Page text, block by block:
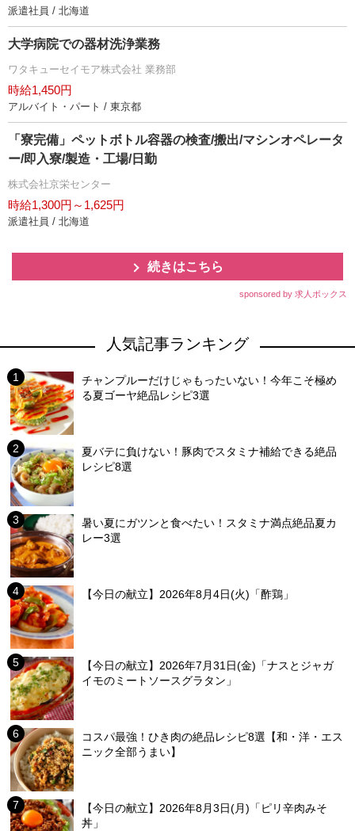
派遣社員 / 北海道
大学病院での器材洗浄業務
ワタキューセイモア株式会社 業務部
時給1,450円
アルバイト・パート / 東京都
「寮完備」ペットボトル容器の検査/搬出/マシンオペレータ
ー/即入寮/製造・工場/日勤
株式会社京栄センター
時給1,300円～1,625円
派遣社員 / 北海道
続きはこちら
sponsored by 求人ボックス
人気記事ランキング
チャンプルーだけじゃもったいない！今年こそ極め
る夏ゴーヤ絶品レシピ3選
夏バテに負けない！豚肉でスタミナ補給できる絶品
レシピ8選
暑い夏にガツンと食べたい！スタミナ満点絶品夏カ
レー3選
【今日の献立】2026年8月4日(火)「酢鶏」
【今日の献立】2026年7月31日(金)「ナスとジャガ
イモのミートソースグラタン」
コスパ最強！ひき肉の絶品レシピ8選【和・洋・エス
ニック全部うまい】
【今日の献立】2026年8月3日(月)「ピリ辛肉みそ
丼」